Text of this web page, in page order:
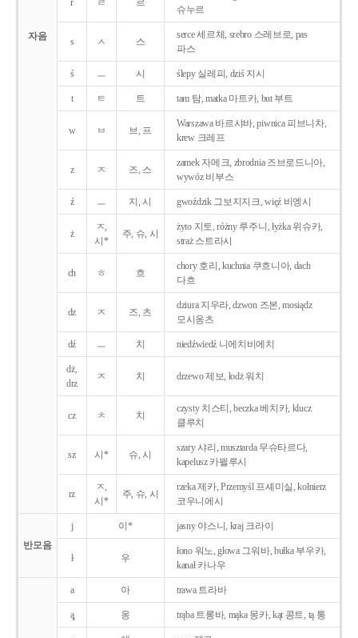
자음
r ㄹ 르
슈누르
s ㅅ 스
serce 세르체, srebro 스레브로, pas
파스
ś ㅡ 시 ślepy 실레피, dziś 지시
t ㅌ 트 tam 탐, matka 마트카, but 부트
w ㅂ 브, 프
Warszawa 바르샤바, piwnica 피브니차,
krew 크레프
z ㅈ 즈, 스
zamek 자메크, zbrodnia 즈브로드니아,
wywóz 비부스
ź ㅡ 지, 시 gwoździk 그보지지크, więź 비엥시
ż
ㅈ,
시*
주, 슈, 시
żyto 지토, różny 루주니, łyżka 위슈카,
straż 스트라시
ch ㅎ 흐
chory 호리, kuchnia 쿠흐니아, dach
다흐
dz ㅈ 즈, 츠
dziura 지우라, dzwon 즈본, mosiądz
모시옹츠
dź ㅡ 치 niedźwiedź 니에치비에치
dż,
drz
ㅈ 치 drzewo 제보, łodż 워치
cz ㅊ 치
czysty 치스티, beczka 베치카, klucz
클루치
sz 시* 슈, 시
szary 샤리, musztarda 무슈타르다,
kapelusz 카펠루시
rz
ㅈ,
시*
주, 슈, 시
rzeka 제카, Przemyśl 프셰미실, kołnierz
코우니에시
반모음
j 이* jasny 야스니, kraj 크라이
ł 우
łono 워노, głowa 그워바, bułka 부우카,
kanał 카나우
a 아 trawa 트라바
ą̨ 옹 trąba 트롱바, mąka 몽카, kąt 콩트, tą 통